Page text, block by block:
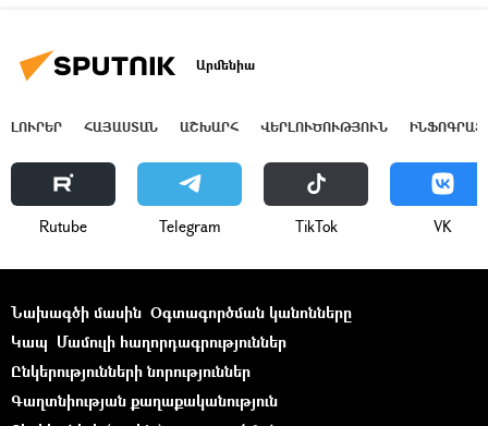
Արմենիա
ԼՈՒՐԵՐ ՀԱՅԱՍՏԱՆ ԱՇԽԱՐՀ ՎԵՐԼՈՒԾՈՒԹՅՈՒՆ
Rutube Telegram ТikТоk VK
Նախագծի մասին Օգտագործման կանոնները
Կապ Մամուլի հաղորդագրություններ
Ընկերությունների նորություններ
Գաղտնիության քաղաքականություն